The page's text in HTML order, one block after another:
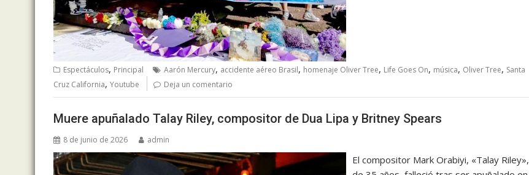
Espectáculos, Principal Aarón Mercury, accidente aéreo Brasil, homenaje Oliver Tree, Life Goes On, música, Oliver Tree, Santa
Cruz California, Youtube Deja un comentario
Muere apuñalado Talay Riley, compositor de Dua Lipa y Britney Spears
8 de junio de 2026 admin
El compositor Mark Orabiyi, «Talay Riley»,